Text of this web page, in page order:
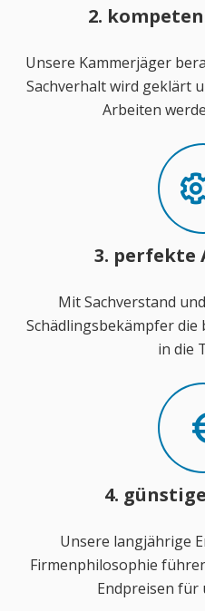
2.
Unsere Kammerjäger
Sachverhalt wird geklärt
Arbeiten
3. perfekte
Mit Sachverstand
Schädlingsbekämpfer
in die
4.
Unsere langjährige
Firmenphilosophie
Endpreisen für